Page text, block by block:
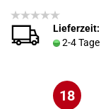
Lieferzeit:
2-4 Tage
18